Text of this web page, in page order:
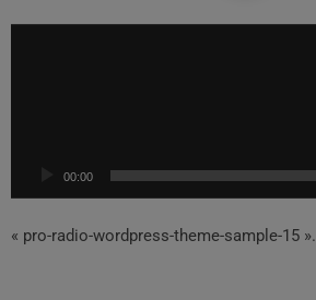
u
00:00
« pro-radio-wordpress-theme-sample-15 ».